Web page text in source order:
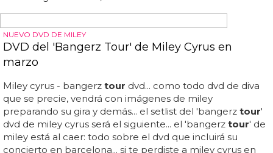
pasado pero parece que lo único claro es que ambas
partes han puesto tierra de por medio... por curiosidad le
mandamos el cartel de '
jefe de producto y nos ha dicho que mónica ya no está
en sony... en el poster de la gira se indica que lo produce
alaia productions y no se nombraba a sony bmg... lo
fuerte (bueno, tampoco es madonna dejando warner)
viene ahora... contactamos con la responsable de prensa
de sony, charo carrera, para obtener más información